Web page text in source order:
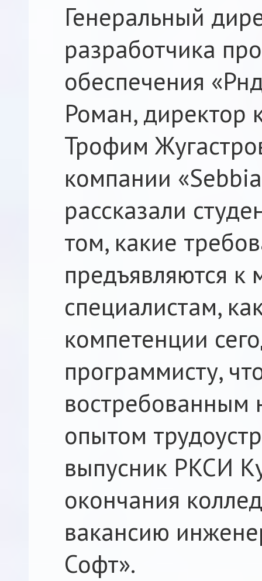
Генеральный
разработчика
обеспечения
Роман, директор
Трофим
компании
рассказали
том, какие
предъявляются
специалистам,
компетенции
программисту,
востребованным
опытом
выпусник РКСИ
окончания
вакансию
Софт».